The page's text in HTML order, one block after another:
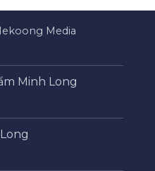
Media
Minh Long